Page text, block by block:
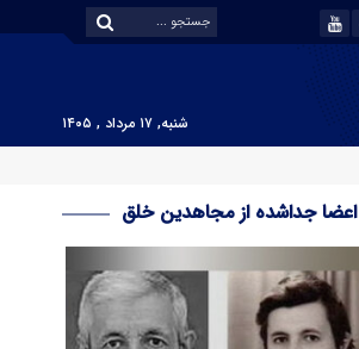
شنبه, ۱۷ مرداد , ۱۴۰۵
اعضا جداشده از مجاهدین خلق